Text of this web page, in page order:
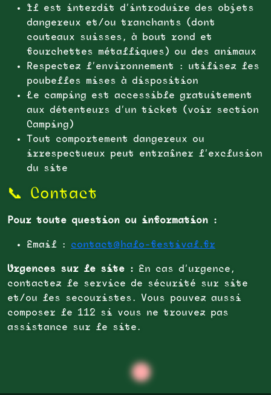
Il est interdit d’introduire des objets
dangereux et/ou tranchants (dont
couteaux suisses, à bout rond et
fourchettes métalliques) ou des animaux
Respectez l’environnement : utilisez les
poubelles mises à disposition
Le camping est accessible gratuitement
aux détenteurs d’un ticket (voir section
Camping)
Tout comportement dangereux ou
irrespectueux peut entraîner l’exclusion
du site
📞 Contact
Pour toute question ou information :
Email : contact@halo-festival.fr
Urgences sur le site : En cas d’urgence,
contactez le service de sécurité sur site
et/ou les secouristes. Vous pouvez aussi
composer le 112 si vous ne trouvez pas
assistance sur le site.